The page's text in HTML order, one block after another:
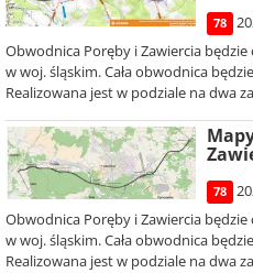
78
Obwodnica Poręby i Zawiercia
w woj. śląskim. Cała obwodnica
Realizowana jest w podziale na dwa
78
Obwodnica Poręby i Zawiercia
w woj. śląskim. Cała obwodnica
Realizowana jest w podziale na dwa